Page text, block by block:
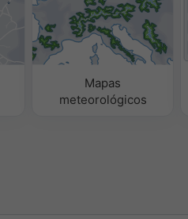
Mapas
meteorológicos